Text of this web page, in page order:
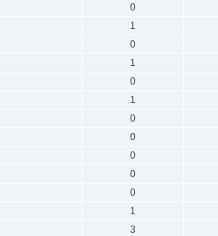
0
1
0
1
0
1
0
0
0
0
0
1
3